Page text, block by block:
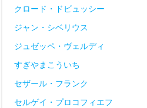
クロード・ドビュッシー
ジャン・シベリウス
ジュゼッペ・ヴェルディ
すぎやまこういち
セザール・フランク
セルゲイ・プロコフィエフ